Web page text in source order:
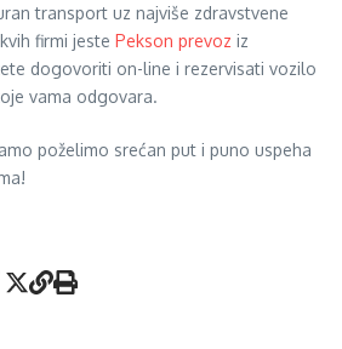
transport uz najviše zdravstvene
firmi jeste Pekson prevoz iz
dogovoriti on-line i rezervisati vozilo
vama odgovara.
poželimo srećan put i puno uspeha